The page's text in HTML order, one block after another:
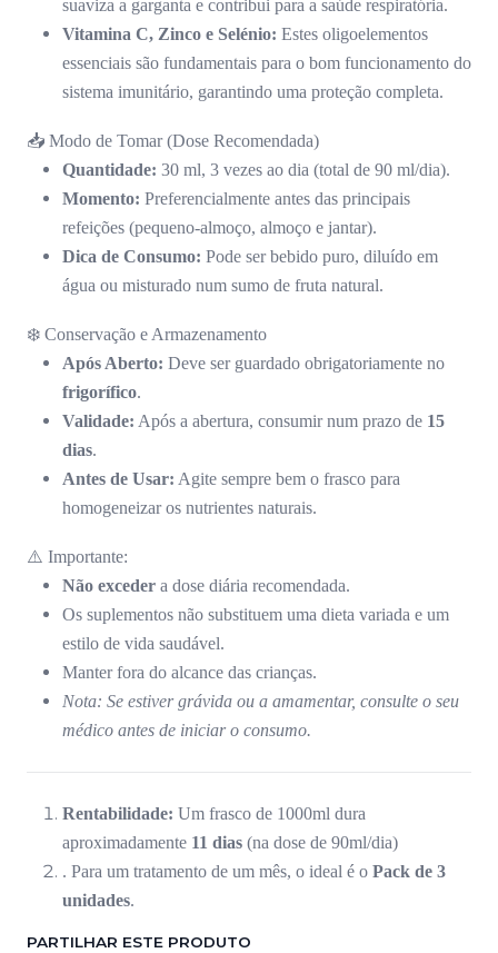
suaviza a garganta e contribui para a saúde respiratória.
Vitamina C, Zinco e Selénio: Estes oligoelementos
essenciais são fundamentais para o bom funcionamento do
sistema imunitário, garantindo uma proteção completa.
📥 Modo de Tomar (Dose Recomendada)
Quantidade: 30 ml, 3 vezes ao dia (total de 90 ml/dia).
Momento: Preferencialmente antes das principais
refeições (pequeno-almoço, almoço e jantar).
Dica de Consumo: Pode ser bebido puro, diluído em
água ou misturado num sumo de fruta natural.
❄️ Conservação e Armazenamento
Após Aberto: Deve ser guardado obrigatoriamente no
frigorífico.
Validade: Após a abertura, consumir num prazo de 15
dias.
Antes de Usar: Agite sempre bem o frasco para
homogeneizar os nutrientes naturais.
⚠️ Importante:
Não exceder a dose diária recomendada.
Os suplementos não substituem uma dieta variada e um
estilo de vida saudável.
Manter fora do alcance das crianças.
Nota: Se estiver grávida ou a amamentar, consulte o seu
médico antes de iniciar o consumo.
Rentabilidade: Um frasco de 1000ml dura
aproximadamente 11 dias (na dose de 90ml/dia)
. Para um tratamento de um mês, o ideal é o Pack de 3
unidades.
PARTILHAR ESTE PRODUTO